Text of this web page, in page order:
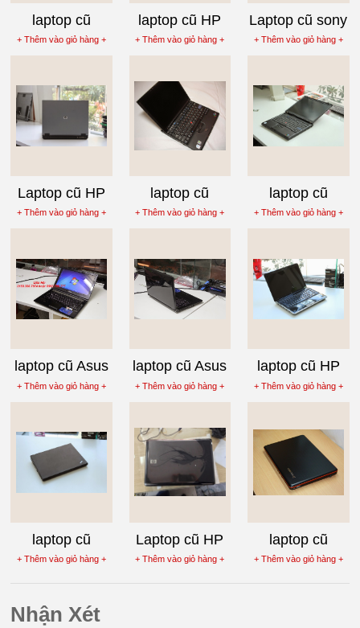
laptop cũ
Lenovo
Ideapad Y450
T6600
+ Thêm vào giỏ hàng +
laptop cũ HP
Compaq
NC6400
+ Thêm vào giỏ hàng +
Laptop cũ sony
vaio
VGNFZ180E
+ Thêm vào giỏ hàng +
Laptop cũ HP
Compaq 6710B
+ Thêm vào giỏ hàng +
laptop cũ
Lenovo
thinkpad x60
+ Thêm vào giỏ hàng +
laptop cũ
Lenovo
ThinkPad T60
+ Thêm vào giỏ hàng +
laptop cũ Asus
U80V
+ Thêm vào giỏ hàng +
laptop cũ Asus
U80V-WX096
+ Thêm vào giỏ hàng +
laptop cũ HP
Pavilion dv4
+ Thêm vào giỏ hàng +
laptop cũ
Lenovo
+ Thêm vào giỏ hàng +
Laptop cũ HP
Pavilion
+ Thêm vào giỏ hàng +
laptop cũ
Lenovo
+ Thêm vào giỏ hàng +
Nhận Xét